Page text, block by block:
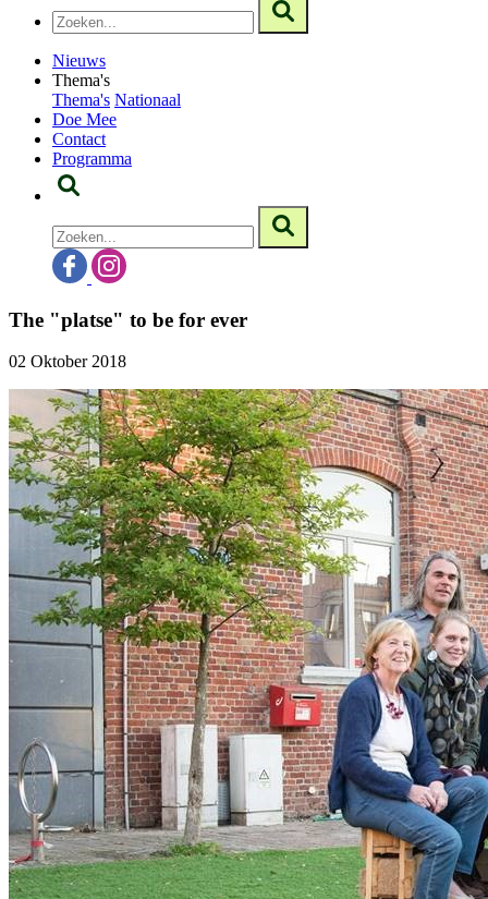
Nieuws
Thema's
Thema's Nationaal
Doe Mee
Contact
Programma
The "platse" to be for ever
02 Oktober 2018